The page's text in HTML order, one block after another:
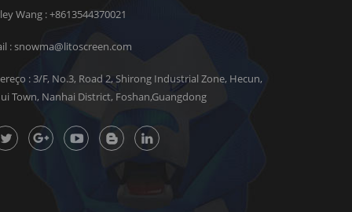
Wang :+8613544370021
:snowma@litoscreen.com
: 3/F, No.3, Road 2, Shirong Industrial Zone, Hecun,
Town, Nanhai District, Foshan,Guangdong